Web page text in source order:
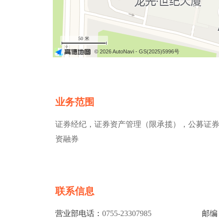
50 米
© 2026 AutoNavi - GS(2025)5996号
业务范围
证券经纪，证券资产管理（限承揽），公募证
资融券
联系信息
营业部电话： 0755-23307985 邮编